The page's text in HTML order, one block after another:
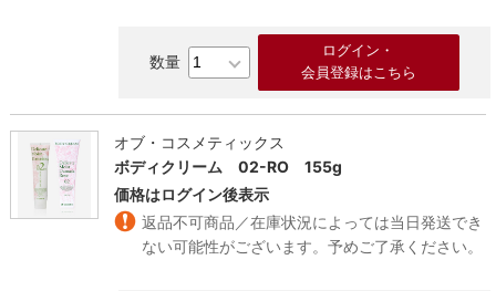
ログイン・
会員登録はこちら
オブ・コスメティックス
ボディクリーム 02-RO 155g
価格はログイン後表示
返品不可商品／在庫状況によっては当日発送でき
ない可能性がございます。予めご了承ください。